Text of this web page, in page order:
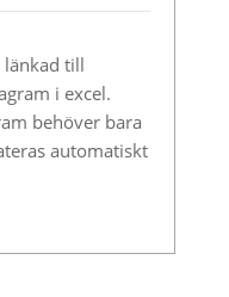
till
i excel.
behöver bara
automatiskt